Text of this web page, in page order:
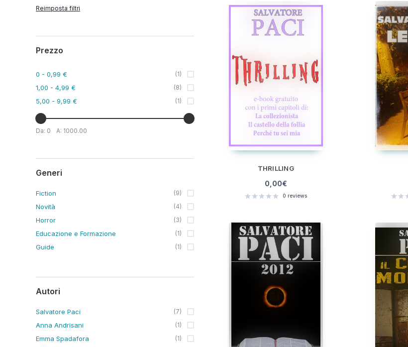
Reimposta filtri
Prezzo
0 - 0,99 € (1)
1,00 - 4,99 € (8)
5,00 - 9,99 € (1)
Da: 0 A: 1000.00
Generi
Fiction (9)
Novità (4)
Horror (3)
Educazione e Formazione (1)
Guide (1)
Autori
Salvatore Paci (7)
Anna Andrisani (1)
Emma Spadafora (1)
THRILLING
0,00€
0 reviews